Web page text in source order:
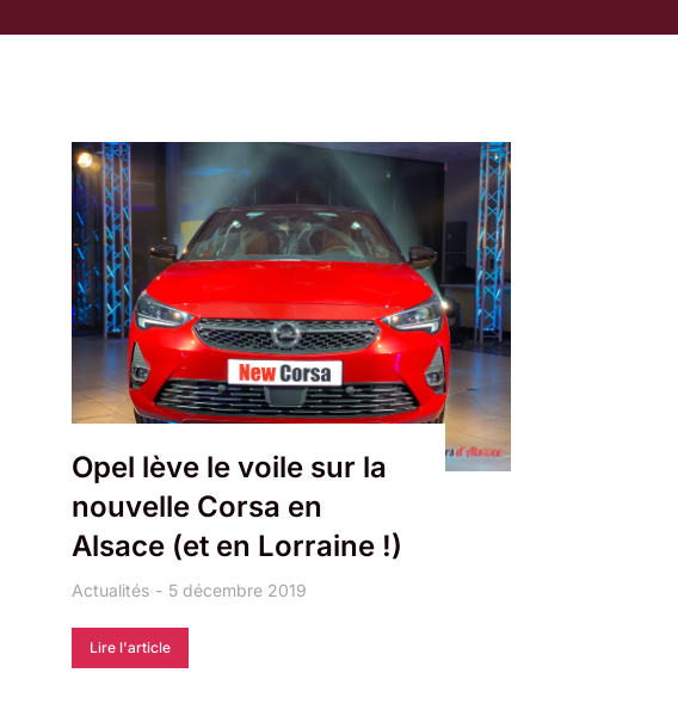
Opel lève le voile sur la
nouvelle Corsa en
Alsace (et en Lorraine !)
Actualités 5 décembre 2019
Lire l'article